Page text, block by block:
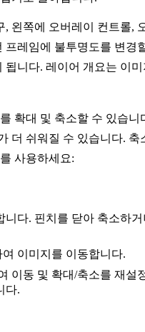
왼쪽에 오버레이 컨트롤,
레임에 불투명도를 변경
니다. 레이어 개요는 이
확대 및 축소할 수 있습니
더 쉬워질 수 있습니다. 축
사용하세요:
다. 핀치를 닫아 축소하
이미지를 이동합니다.
이동 및 확대/축소를 재설
다.